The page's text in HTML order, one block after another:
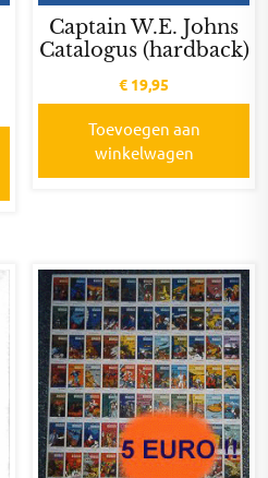
Captain W.E. Johns
Catalogus (hardback)
€ 19,95
Toevoegen aan
winkelwagen